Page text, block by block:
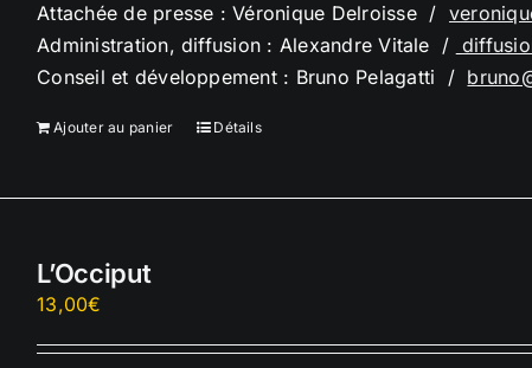
Attachée de presse : Véronique Delroisse /
Administration, diffusion : Alexandre Vitale /
Conseil et développement : Bruno Pelagatti /
Ajouter au panier Détails
L’Occiput
13,00€